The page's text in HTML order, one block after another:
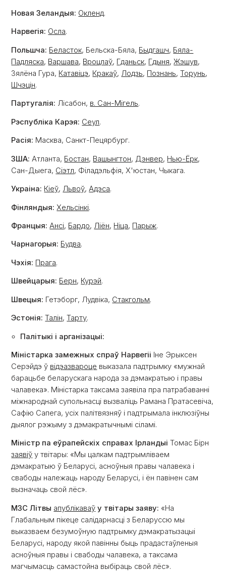
Новая Зеландыя: Окленд.
Нарвегія: Осла.
Польшча: Беласток, Бельска-Бяла, Быдгашч, Бяла-
Падляска, Варшава, Вроцлаў, Гданьск, Гдыня,Жэшув,
Зялёна Гура, Катавіцэ, Кракаў, Лодзь, Познань,Торунь,
Шчэцін.
Партугалія: Лісабон, в. Сан-Мігель.
Рэспубліка Карэя: Сеул.
Расія: Масква, Санкт-Пецярбург.
ЗША: Атланта, Бостан, Вашынгтон, Дэнвер, Нью-Ёрк,
Сан-Дыега, Сіэтл, Філадэльфія, Х'юстан, Чыкага.
Украіна: Кіеў, Львоў,Адэса.
Фінляндыя: Хельсінкі.
Францыя: Ансі, Бардо, Ліён, Ніца, Парыж.
Чарнагорыя: Будва.
Чэхія: Прага.
Швейцарыя: Берн, Курэй.
Швецыя: Гетэборг, Лудвіка, Стакгольм.
Эстонія: Талін,Тарту.
Палітыкі і арганізацыі:
Міністарка замежных спраў Нарвегіі Іне Эрыксен
Серэйдэ ў відэазвароце выказала падтрымку «мужнай
барацьбе беларускага народа за дэмакратыю і правы
чалавека». Міністарка таксама заявіла пра патрабаванні
міжнароднай супольнасці вызваліць Рамана Пратасевіча,
Сафію Сапега, усіх палітвязняў і падтрымала інклюзіўны
дыялог рэжыму з дэмакратычнымі сіламі.
Міністр па еўрапейскіх справах Ірландыі Томас Бірн
заявіў у твітары: «Мы цалкам падтрымліваем
дэмакратыю ў Беларусі, асноўныя правы чалавека і
свабоды належаць народу Беларусі, і ён павінен сам
вызначаць свой лёс».
МЗС Літвы апублікаваў у твітары заяву: «На
Глабальным пікеце салідарнасці з Беларуссю мы
выказваем безумоўную падтрымку дэмакратызацыі
Беларусі, народу якой павінны быць прадастаўленыя
асноўныя правы і свабоды чалавека, а таксама
магчымасць самастойна выбіраць свой лёс».